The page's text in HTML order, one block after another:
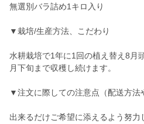
無選別バラ詰め1キロ入り
▼栽培/生産方法、こだわり
水耕栽培で1年に1回の植え替え8月
月下旬まで収穫し続けます。
▼注文に際しての注意点（配送方法
出来るだけご希望に添えるよう努力